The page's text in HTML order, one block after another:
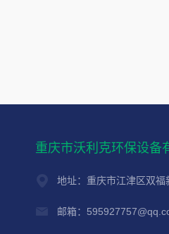
重庆市沃利克环保设备
地址：重庆市江津区双福
邮箱：